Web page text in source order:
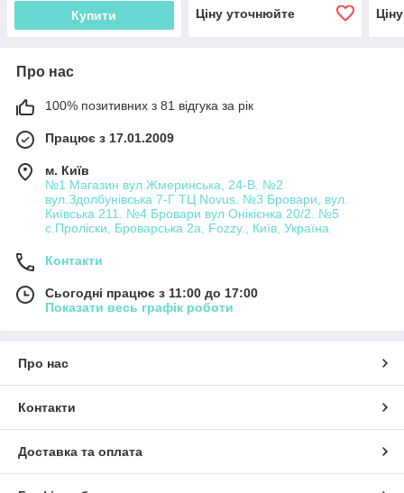
Купити Ціну уточнюйте
Про нас
100% позитивних з 81 відгука за рік
Працює з 17.01.2009
м. Київ
№1 Магазин вул.Жмеринська, 24-В. №2
вул.Здолбунівська 7-Г ТЦ Novus. №3 Бровари, вул.
Київська 211. №4 Бровари вул Онікієнка 20/2. №5
с.Проліски, Броварська 2а, Fozzy., Київ, Україна
Контакти
Сьогодні працює з 11:00 до 17:00
Показати весь графік роботи
Про нас
Контакти
Доставка та оплата